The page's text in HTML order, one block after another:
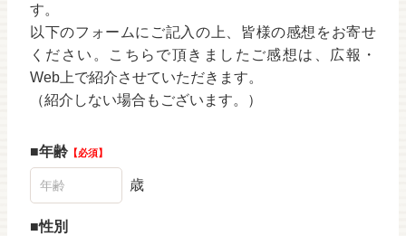
す。
以下のフォームにご記入の上、皆様の感想をお寄せ
ください。こちらで頂きましたご感想は、広報・
Web上で紹介させていただきます。
（紹介しない場合もございます。）
年齢 必須
歳
性別